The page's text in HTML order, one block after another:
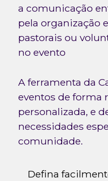
a comunicação
pela organização
pastorais ou
no evento
A ferramenta da
eventos de forma
personalizada, e
necessidades
comunidade.
Defina